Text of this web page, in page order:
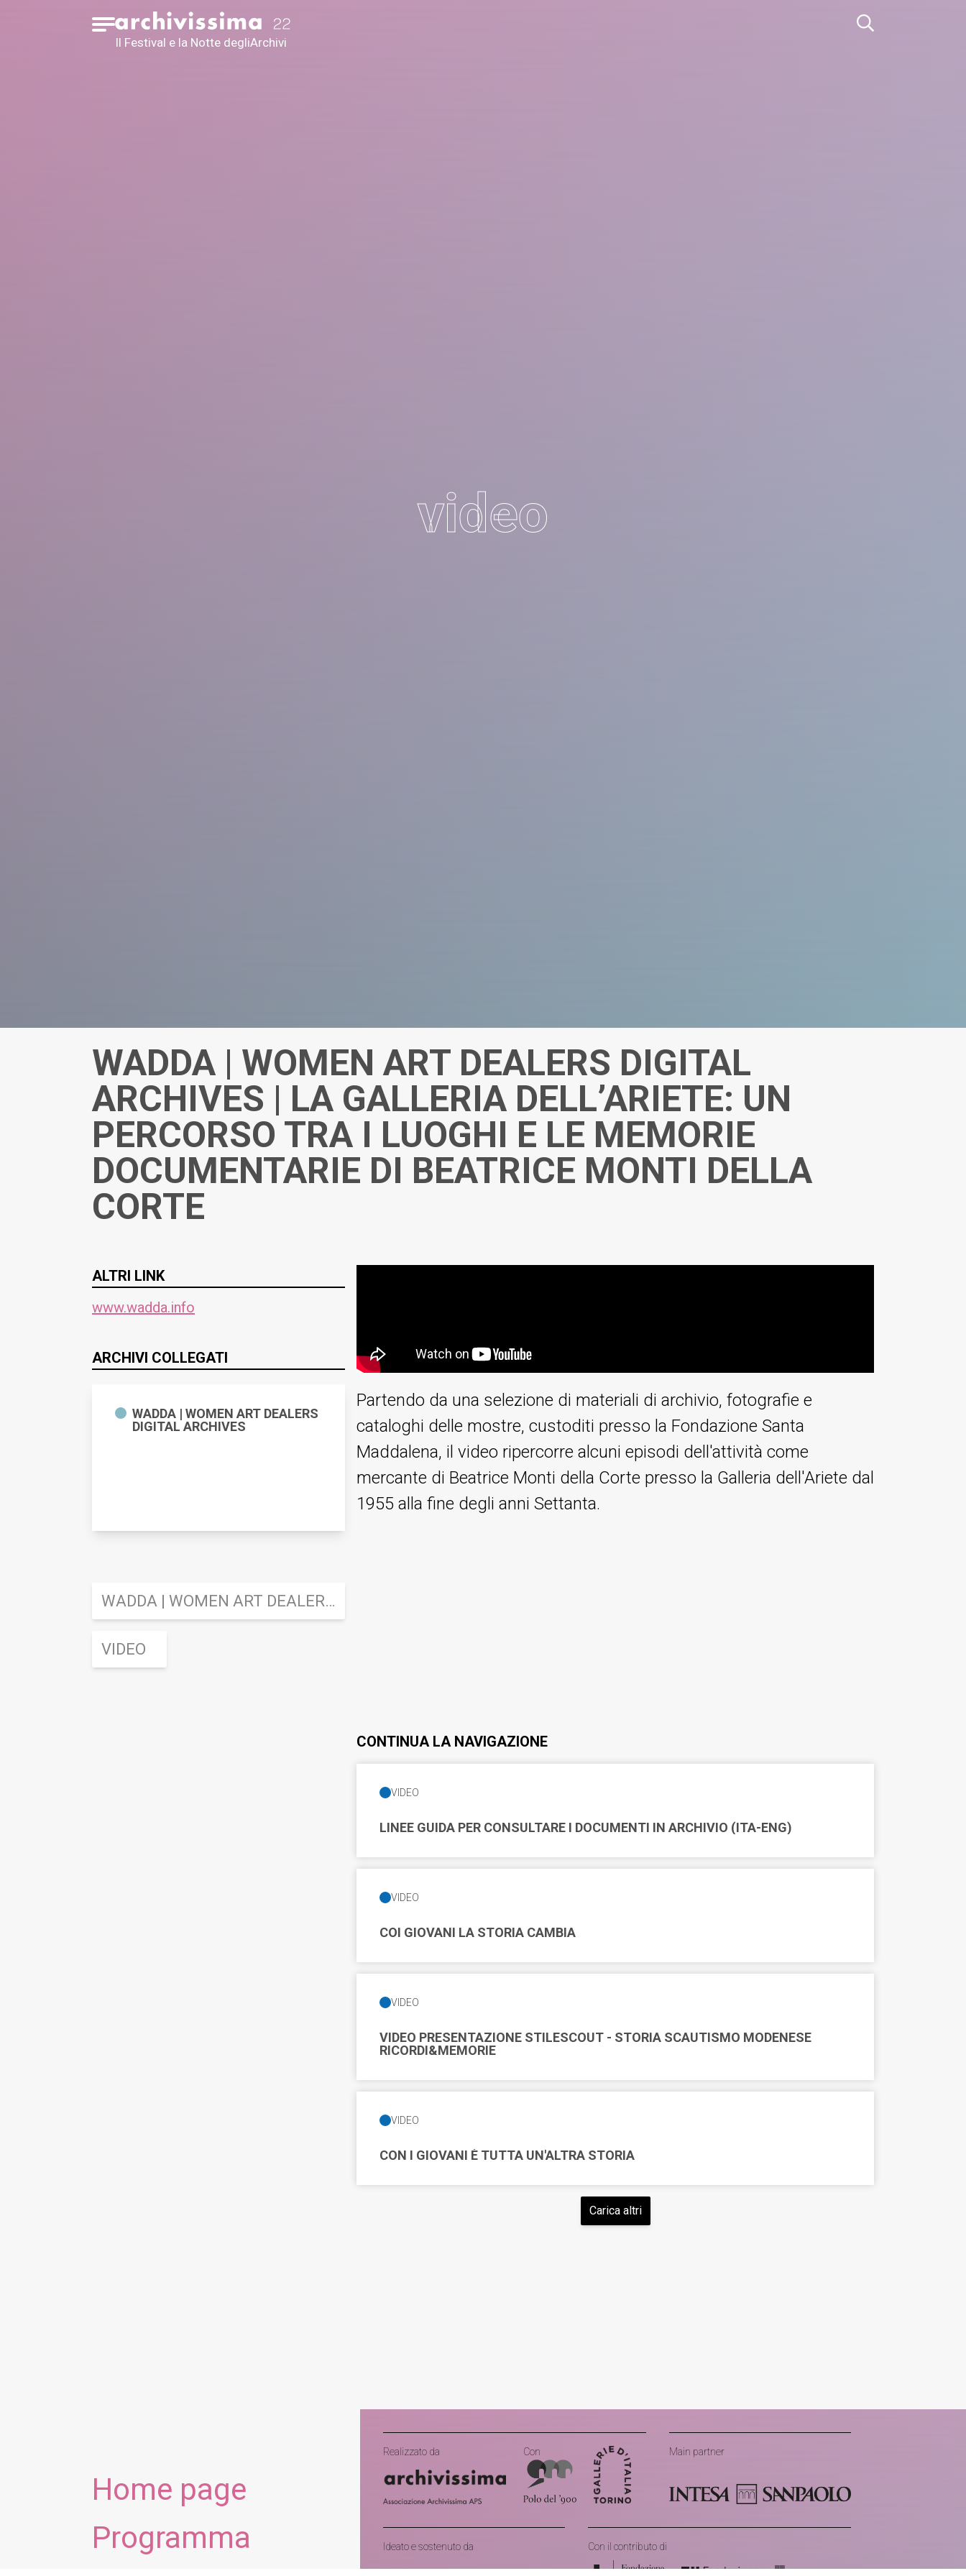
Home page
Il Festival e la Notte degliArchivi
Apri il menu Apri la ricerca
video
WADDA | WOMEN ART DEALERS DIGITAL
ARCHIVES | LA GALLERIA DELL’ARIETE: UN
PERCORSO TRA I LUOGHI E LE MEMORIE
DOCUMENTARIE DI BEATRICE MONTI DELLA
CORTE
ALTRI LINK
www.wadda.info
ARCHIVI COLLEGATI
WADDA | WOMEN ART DEALERS
DIGITAL ARCHIVES
WADDA | WOMEN ART DEALERS DIGITAL ARCHIVES
VIDEO
Partendo da una selezione di materiali di archivio, fotografie e
cataloghi delle mostre, custoditi presso la Fondazione Santa
Maddalena, il video ripercorre alcuni episodi dell'attività come
mercante di Beatrice Monti della Corte presso la Galleria dell'Ariete dal
1955 alla fine degli anni Settanta.
CONTINUA LA NAVIGAZIONE
VIDEO
LINEE GUIDA PER CONSULTARE I DOCUMENTI IN ARCHIVIO (ITA-ENG)
VIDEO
COI GIOVANI LA STORIA CAMBIA
VIDEO
VIDEO PRESENTAZIONE STILESCOUT - STORIA SCAUTISMO MODENESE
RICORDI&MEMORIE
VIDEO
CON I GIOVANI È TUTTA UN'ALTRA STORIA
Carica altri
Home page
Programma
Realizzato da Con Main partner
Ideato e sostenuto da Con il contributo di